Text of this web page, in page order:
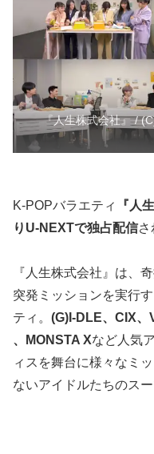
『人生株式会社』 /
K-POPバラエティ 『人
りU-NEXTで独占配信さ
『人生株式会社』は、
突発ミッションを実行
ティ。 (G)I-DLE、CIX
、MONSTA Xなど人気
ィスを舞台に様々なミ
ないアイドルたちのスー